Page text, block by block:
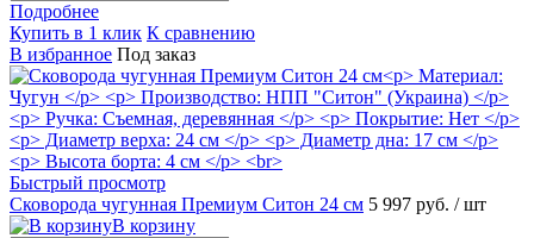
Подробнее
Купить в 1 клик К сравнению
В избранное Под заказ
Быстрый просмотр
Сковорода чугунная Премиум Ситон 24 см 5 997 руб. / шт
В корзину